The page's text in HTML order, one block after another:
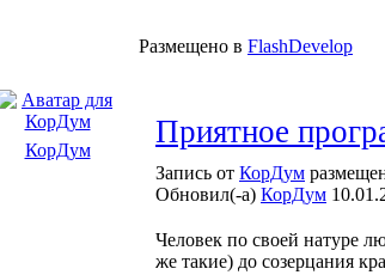
Размещено в FlashDevelop
КорДум
Приятное
Запись от КорДум
Обновил(-а) КорДум
Человек по своей натуре
же такие) до созерцания